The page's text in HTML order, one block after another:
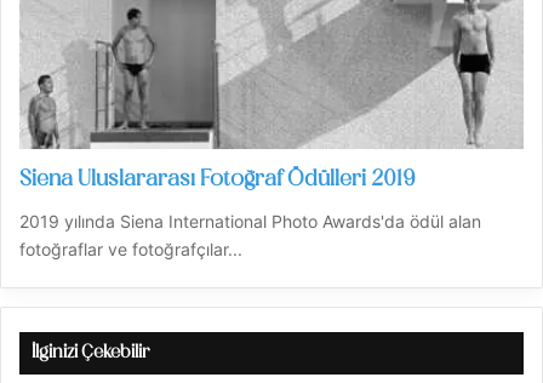
Siena Uluslararası Fotoğraf Ödülleri 2019
2019 yılında Siena International Photo Awards'da ödül alan
fotoğraflar ve fotoğrafçılar...
İlginizi Çekebilir